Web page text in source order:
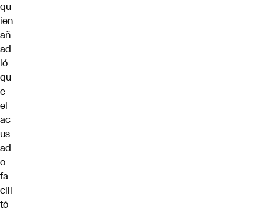
qu
ien
añ
ad
ió
qu
e
el
ac
us
ad
o
fa
cili
tó